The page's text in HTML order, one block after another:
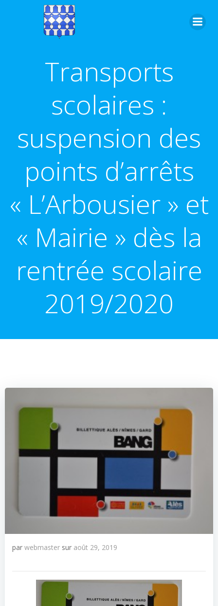
Transports
scolaires :
suspension des
points d’arrêts
« L’Arbousier » et
« Mairie » dès la
rentrée scolaire
2019/2020
par webmaster sur août 29, 2019